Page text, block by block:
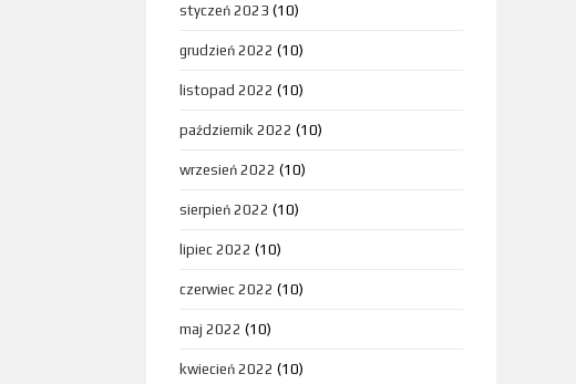
styczeń 2023 (10)
grudzień 2022 (10)
listopad 2022 (10)
październik 2022 (10)
wrzesień 2022 (10)
sierpień 2022 (10)
lipiec 2022 (10)
czerwiec 2022 (10)
maj 2022 (10)
kwiecień 2022 (10)